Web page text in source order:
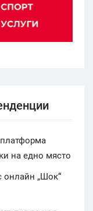
на едно място
онлайн „Шок“